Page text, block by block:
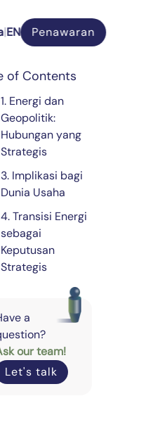
|EN Penawaran
of Contents
1. Energi dan
Geopolitik:
Hubungan yang
Strategis
3. Implikasi bagi
Dunia Usaha
4. Transisi Energi
sebagai
Keputusan
Strategis
a
our team!
Let's talk